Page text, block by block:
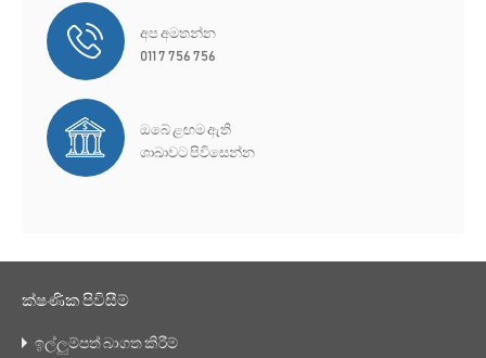
අප අමතන්න
011 7 756 756
ඔබේ ළඟම ඇති
ශාඛාවට පිවිසෙන්න
ක්ෂණික පිවිසීම්
ඉල්ලුම්පත් බාගත කිරීම්